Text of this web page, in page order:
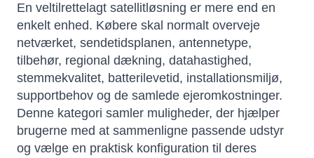
En veltilrettelagt satellitløsning er mere end en
enkelt enhed. Købere skal normalt overveje
netværket, sendetidsplanen, antennetype,
tilbehør, regional dækning, datahastighed,
stemmekvalitet, batterilevetid, installationsmiljø,
supportbehov og de samlede ejeromkostninger.
Denne kategori samler muligheder, der hjælper
brugerne med at sammenligne passende udstyr
og vælge en praktisk konfiguration til deres